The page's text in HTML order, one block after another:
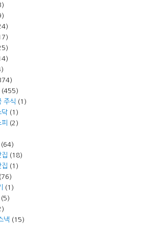
주식 (1)
닥(1)
(2)
(64)
집 (18)
집 (1)
(76)
(1)
(5)
낵 (15)